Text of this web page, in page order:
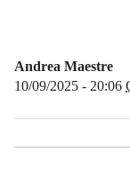
Andrea Maestre
10/09/2025 - 20:06